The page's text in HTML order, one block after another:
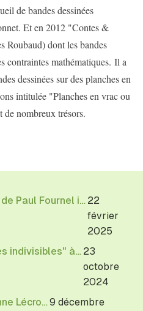
de bandes dessinées
Et en 2012 "Contes &
Roubaud) dont les bandes
contraintes mathématiques. Il a
dessinées sur des planches en
intitulée "Planches en vrac ou
de nombreux trésors.
La mise en vente de Paul Fournel illustrations d'Etienne Lécroart 22
février
2025
Lecture des "Villes indivisibles" à la librairie Reid Hall à Paris 23
octobre
2024
Exposition d'Étienne Lécroart9 décembre